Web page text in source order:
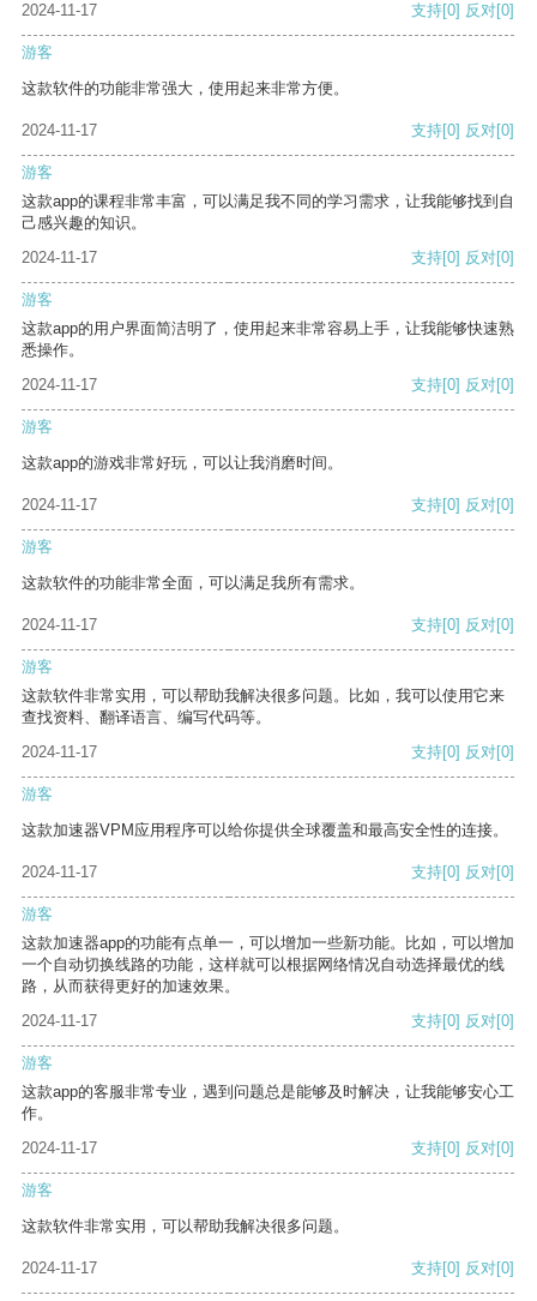
2024-11-17 支持[0] 反对[0]
游客
这款软件的功能非常强大，使用起来非常方便。
2024-11-17 支持[0] 反对[0]
游客
这款app的课程非常丰富，可以满足我不同的学习需求，让我能够找到自
己感兴趣的知识。
2024-11-17
支持[0] 反对[0]
游客
这款app的用户界面简洁明了，使用起来非常容易上手，让我能够快速熟
悉操作。
2024-11-17
支持[0] 反对[0]
游客
这款app的游戏非常好玩，可以让我消磨时间。
2024-11-17 支持[0] 反对[0]
游客
这款软件的功能非常全面，可以满足我所有需求。
2024-11-17 支持[0] 反对[0]
游客
这款软件非常实用，可以帮助我解决很多问题。比如，我可以使用它来
查找资料、翻译语言、编写代码等。
2024-11-17
支持[0] 反对[0]
游客
这款加速器VPM应用程序可以给你提供全球覆盖和最高安全性的连接。
2024-11-17 支持[0] 反对[0]
游客
这款加速器app的功能有点单一，可以增加一些新功能。比如，可以增加
一个自动切换线路的功能，这样就可以根据网络情况自动选择最优的线
路，从而获得更好的加速效果。
2024-11-17
支持[0] 反对[0]
游客
这款app的客服非常专业，遇到问题总是能够及时解决，让我能够安心工
作。
2024-11-17
支持[0] 反对[0]
游客
这款软件非常实用，可以帮助我解决很多问题。
2024-11-17 支持[0] 反对[0]